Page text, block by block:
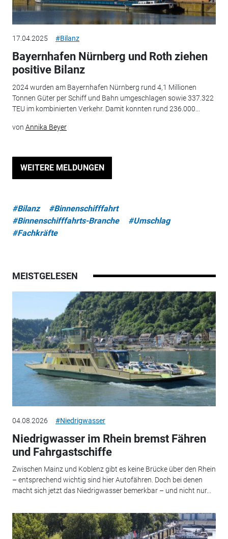
17.04.2025 #Bilanz
Bayernhafen Nürnberg und Roth ziehen
positive Bilanz
2024 wurden am Bayernhafen Nürnberg rund 4,1 Millionen
Tonnen Güter per Schiff und Bahn umgeschlagen sowie 337.322
TEU im kombinierten Verkehr. Damit konnten rund 236.000...
von Annika Beyer
WEITERE MELDUNGEN
#Bilanz
#Binnenschifffahrt
#Binnenschifffahrts-Branche
#Umschlag
#Fachkräfte
MEISTGELESEN
04.08.2026 #Niedrigwasser
Niedrigwasser im Rhein bremst Fähren
und Fahrgastschiffe
Zwischen Mainz und Koblenz gibt es keine Brücke über den Rhein
– entsprechend wichtig sind hier Autofähren. Doch bei denen
macht sich jetzt das Niedrigwasser bemerkbar – und nicht nur...